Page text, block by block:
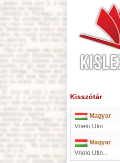
Kisszótár
Magyar
Vrielo Utin...
Magyar
Vrielo Utin...